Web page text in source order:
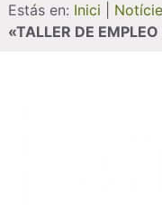
Estás en: Inici
«TALLER DE